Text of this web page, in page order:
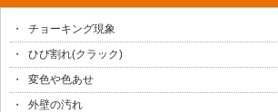
チョーキング現象
ひび割れ(クラック)
変色や色あせ
外壁の汚れ